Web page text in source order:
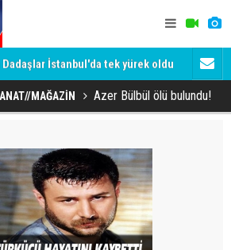
İstanbul'da tek yürek oldu Meclis'te
Kurul'da,
MAĞAZİN Azer Bülbül ölü bulundu!